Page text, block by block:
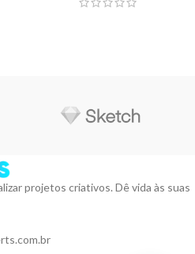
projetos criativos. Dê vida às suas